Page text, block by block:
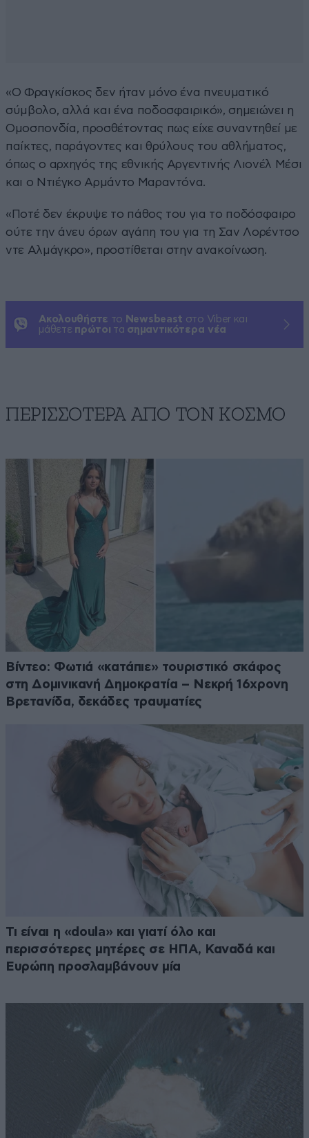
«Ο Φραγκίσκος δεν ήταν μόνο ένα πνευματικό
σύμβολο, αλλά και ένα ποδοσφαιρικό», σημειώνει η
Ομοσπονδία, προσθέτοντας πως είχε συναντηθεί με
παίκτες, παράγοντες και θρύλους του αθλήματος,
όπως ο αρχηγός της εθνικής Αργεντινής Λιονέλ Μέσι
και ο Ντιέγκο Αρμάντο Μαραντόνα.
«Ποτέ δεν έκρυψε το πάθος του για το ποδόσφαιρο
ούτε την άνευ όρων αγάπη του για τη Σαν Λορέντσο
ντε Αλμάγκρο», προστίθεται στην ανακοίνωση.
Ακολουθήστε το Newsbeast στο Viber και
μάθετε πρώτοι τα σημαντικότερα νέα
ΠΕΡΙΣΣΟΤΕΡΑ ΑΠΟ ΤΟΝ ΚΟΣΜΟ
Βίντεο: Φωτιά «κατάπιε» τουριστικό σκάφος
στη Δομινικανή Δημοκρατία – Νεκρή 16χρονη
Βρετανίδα, δεκάδες τραυματίες
Τι είναι η «doula» και γιατί όλο και
περισσότερες μητέρες σε ΗΠΑ, Καναδά και
Ευρώπη προσλαμβάνουν μία